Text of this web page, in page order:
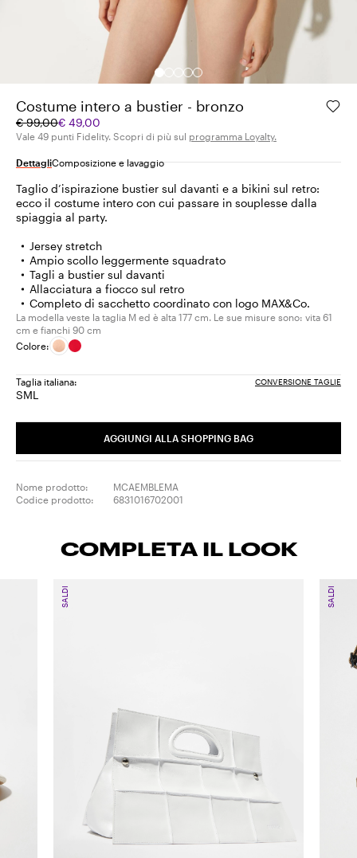
Costume intero a bustier - bronzo
€ 99,00€ 49,00
Prezzo
originale
99,00
Prezzo
corrente
49,00
Vale 49 punti Fidelity. Scopri di più sul programma Loyalty.
DettagliComposizione e lavaggio
Taglio d’ispirazione bustier sul davanti e a bikini sul retro:
ecco il costume intero con cui passare in souplesse dalla
spiaggia al party.
Jersey stretch
Ampio scollo leggermente squadrato
Tagli a bustier sul davanti
Allacciatura a fiocco sul retro
Completo di sacchetto coordinato con logo MAX&Co.
La modella veste la taglia M ed è alta 177 cm. Le sue misure sono: vita 61
cm e fianchi 90 cm
Colore:
Taglia italiana: CONVERSIONE TAGLIE
STaglia:
MTaglia:
LTaglia:
AGGIUNGI ALLA SHOPPING BAG
Nome prodotto:
MCAEMBLEMA
Codice prodotto:
6831016702001
COMPLETA IL LOOK
SALDI SALDI